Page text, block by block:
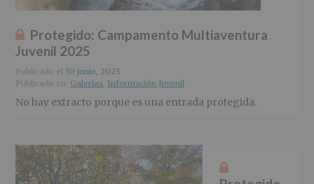
Protegido: Campamento Multiaventura
Juvenil 2025
Publicado el 30 junio, 2025
Publicado en: Galerías, Información Juvenil
No hay extracto porque es una entrada protegida.